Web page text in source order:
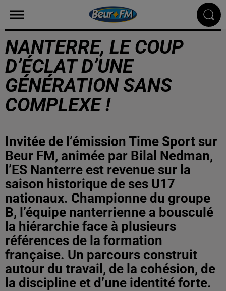
NANTERRE, LE COUP
D’ÉCLAT D’UNE
GÉNÉRATION SANS
COMPLEXE !
Invitée de l’émission Time Sport sur
Beur FM, animée par Bilal Nedman,
l’ES Nanterre est revenue sur la
saison historique de ses U17
nationaux. Championne du groupe
B, l’équipe nanterrienne a bousculé
la hiérarchie face à plusieurs
références de la formation
française. Un parcours construit
autour du travail, de la cohésion, de
la discipline et d’une identité forte.